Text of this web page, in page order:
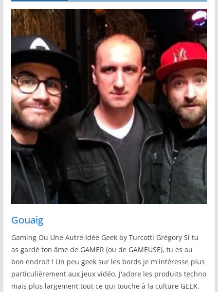
Gouaig
Gaming Ou Une Autre Idée Geek by Turcotti Grégory Si tu
as gardé ton âme de GAMER (ou de GAMEUSE), tu es au
bon endroit ! Un peu geek sur les bords je m'intéresse plus
particulièrement aux jeux vidéo. J'adore les produits techno
mais plus largement tout ce qui touche à la culture GEEK.